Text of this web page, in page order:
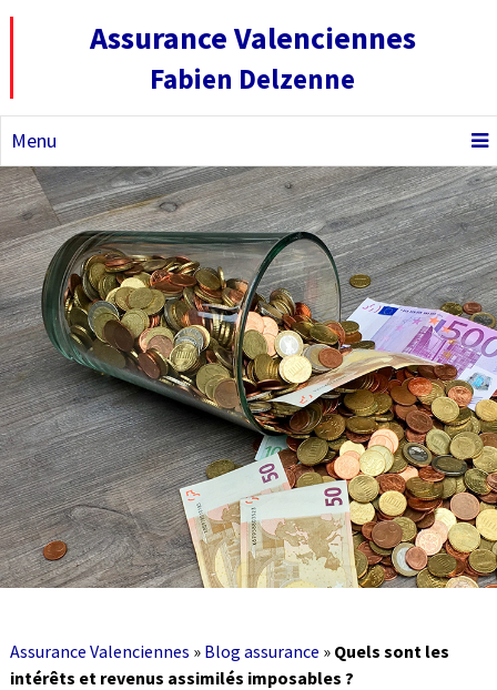
Assurance Valenciennes
Fabien Delzenne
Menu
Assurance Valenciennes » Blog assurance » Quels sont les
intérêts et revenus assimilés imposables ?